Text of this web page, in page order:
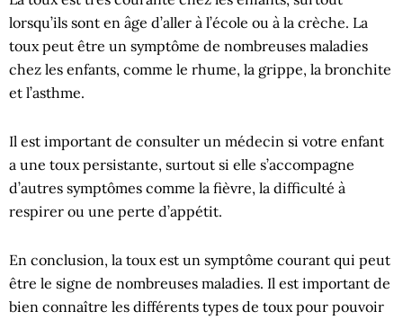
lorsqu’ils sont en âge d’aller à l’école ou à la crèche. La
toux peut être un symptôme de nombreuses maladies
chez les enfants, comme le rhume, la grippe, la bronchite
et l’asthme.
Il est important de consulter un médecin si votre enfant
a une toux persistante, surtout si elle s’accompagne
d’autres symptômes comme la fièvre, la difficulté à
respirer ou une perte d’appétit.
En conclusion, la toux est un symptôme courant qui peut
être le signe de nombreuses maladies. Il est important de
bien connaître les différents types de toux pour pouvoir